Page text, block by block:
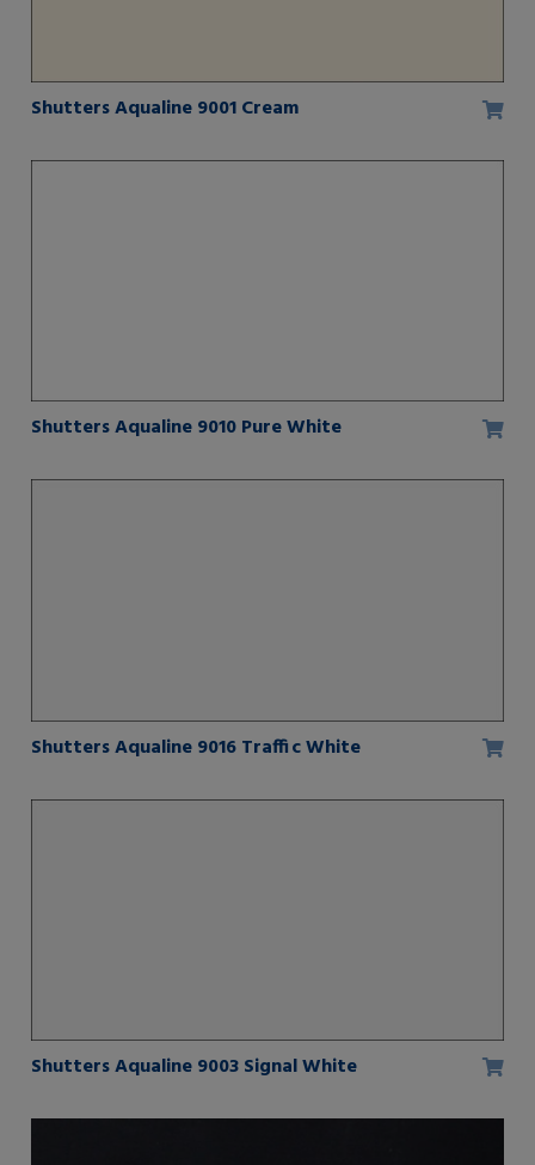
Shutters Aqualine 9001 Cream
Shutters Aqualine 9010 Pure White
Shutters Aqualine 9016 Traffic White
Shutters Aqualine 9003 Signal White